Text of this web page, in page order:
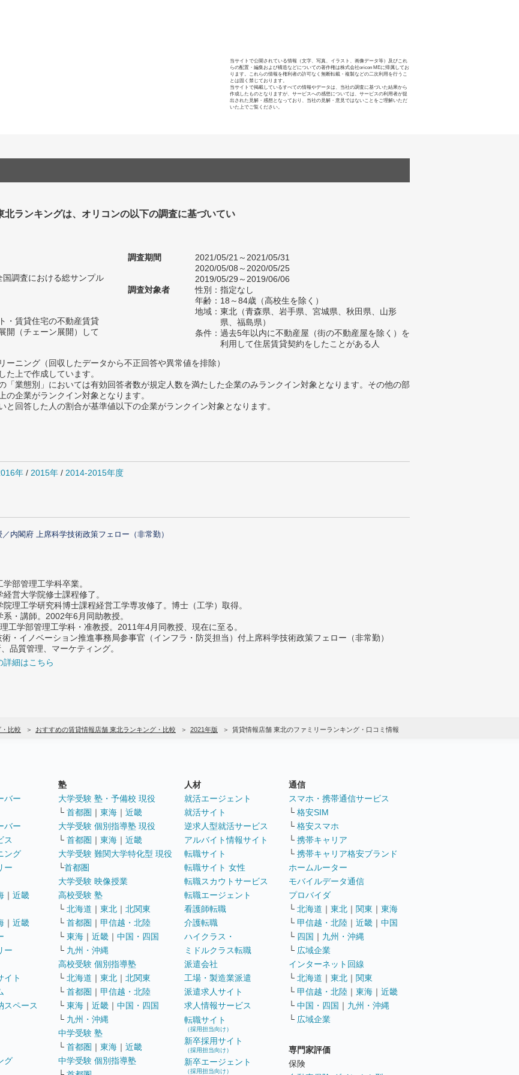
当サイトで公開されている情報（文字、写真、イラスト、画像データ等）及びこれ
らの配置・編集および構造などについての著作権は株式会社oricon MEに帰属してお
ります。これらの情報を権利者の許可なく無断転載・複製などの二次利用を行うこ
とは固く禁じております。
当サイトで掲載しているすべての情報やデータは、当社の調査に基づいた結果から
作成したものとなりますが、サービスへの感想については、サービスの利用者が提
出された見解・感想となっており、当社の見解・意見ではないことをご理解いただ
いた上でご覧ください。
北ランキングは、オリコンの以下の調査に基づいてい
国調査における総サンプル
・賃貸住宅の不動産賃貸
開（チェーン展開）して
調査期間
2021/05/21～2021/05/31
2020/05/08～2020/05/25
2019/05/29～2019/06/06
調査対象者
性別：指定なし
年齢：18～84歳（高校生を除く）
地域：東北（青森県、岩手県、宮城県、秋田県、山形
県、福島県）
条件：過去5年以内に不動産屋（街の不動産屋を除く）を
利用して住居賃貸契約をしたことがある人
ニング（回収したデータから不正回答や異常値を排除）
上で作成しています。
業態別」においては有効回答者数が規定人数を満たした企業のみランクイン対象となります。その他の部
企業がランクイン対象となります。
回答した人の割合が基準値以下の企業がランクイン対象となります。
年 / 2015年 / 2014-2015年度
内閣府 上席科学技術政策フェロー（非常勤）
部管理工学科卒業。
営大学院修士課程修了。
理工学研究科博士課程経営工学専攻修了。博士（工学）取得。
・講師。2002年6月同助教授。
工学部管理工学科・准教授。2011年4月同教授、現在に至る。
・イノベーション推進事務局参事官（インフラ・防災担当）付上席科学技術政策フェロー（非常勤）
品質管理、マーケティング。
細はこちら
比較 おすすめの賃貸情報店舗 東北ランキング・比較 2021年版 賃貸情報店舗 東北のファミリーランキング・口コミ情報
バー
バー
ス
ング
ー
｜ 近畿
｜ 近畿
ー
イト
スペース
グ
塾
大学受験 塾・予備校 現役
└ 首都圏 ｜ 東海 ｜ 近畿
大学受験 個別指導塾 現役
└ 首都圏 ｜ 東海 ｜ 近畿
大学受験 難関大学特化型 現役
└首都圏
大学受験 映像授業
高校受験 塾
└ 北海道 ｜ 東北 ｜ 北関東
└ 首都圏 ｜ 甲信越・北陸
└ 東海 ｜ 近畿 ｜ 中国・四国
└ 九州・沖縄
高校受験 個別指導塾
└ 北海道 ｜ 東北 ｜ 北関東
└ 首都圏 ｜ 甲信越・北陸
└ 東海 ｜ 近畿 ｜ 中国・四国
└ 九州・沖縄
中学受験 塾
└ 首都圏 ｜ 東海 ｜ 近畿
中学受験 個別指導塾
人材
就活エージェント
就活サイト
逆求人型就活サービス
アルバイト情報サイト
転職サイト
転職サイト 女性
転職スカウトサービス
転職エージェント
看護師転職
介護転職
ハイクラス・
ミドルクラス転職
派遣会社
工場・製造業派遣
派遣求人サイト
求人情報サービス
転職サイト
（採用担当向け）
新卒採用サイト
（採用担当向け）
新卒エージェント
（採用担当向け）
通信
スマホ・携帯通信サービス
└ 格安SIM
└ 格安スマホ
└ 携帯キャリア
└ 携帯キャリア格安ブランド
ホームルーター
モバイルデータ通信
プロバイダ
└ 北海道 ｜ 東北 ｜ 関東 ｜ 東海
└ 甲信越・北陸 ｜ 近畿 ｜ 中国
└ 四国 ｜ 九州・沖縄
└ 広域企業
インターネット回線
└ 北海道 ｜ 東北 ｜ 関東
└ 甲信越・北陸 ｜ 東海 ｜ 近畿
└ 中国・四国 ｜ 九州・沖縄
└ 広域企業
専門家評価
保険